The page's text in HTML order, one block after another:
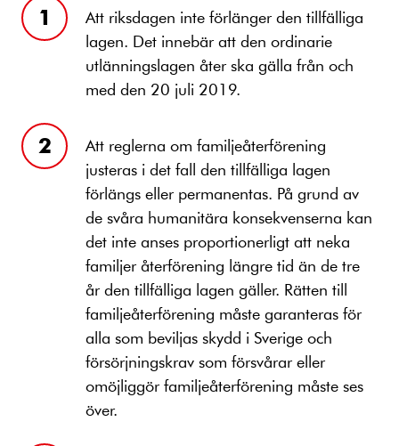
Att riksdagen inte förlänger den tillfälliga
lagen. Det innebär att den ordinarie
utlänningslagen åter ska gälla från och
med den 20 juli 2019.
Att reglerna om familjeåterförening
justeras i det fall den tillfälliga lagen
förlängs eller permanentas. På grund av
de svåra humanitära konsekvenserna kan
det inte anses proportionerligt att neka
familjer återförening längre tid än de tre
år den tillfälliga lagen gäller. Rätten till
familjeåterförening måste garanteras för
alla som beviljas skydd i Sverige och
försörjningskrav som försvårar eller
omöjliggör familjeåterförening måste ses
över.